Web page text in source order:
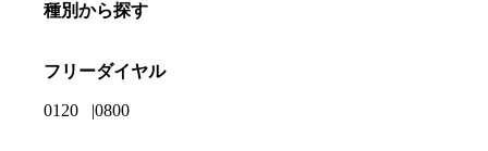
種別から探す
フリーダイヤル
0120 0800